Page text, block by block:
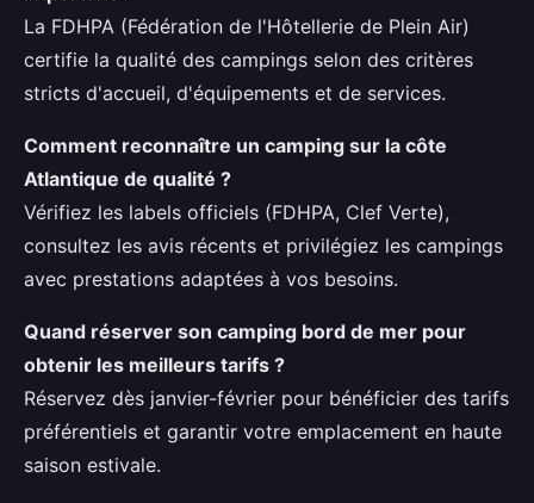
La FDHPA (Fédération de l'Hôtellerie de Plein Air)
certifie la qualité des campings selon des critères
stricts d'accueil, d'équipements et de services.
Comment reconnaître un camping sur la côte
Atlantique de qualité ?
Vérifiez les labels officiels (FDHPA, Clef Verte),
consultez les avis récents et privilégiez les campings
avec prestations adaptées à vos besoins.
Quand réserver son camping bord de mer pour
obtenir les meilleurs tarifs ?
Réservez dès janvier-février pour bénéficier des tarifs
préférentiels et garantir votre emplacement en haute
saison estivale.